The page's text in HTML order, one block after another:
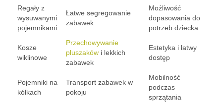
Regały z
wysuwanymi
pojemnikami
Łatwe segregowanie
zabawek
Możliwość
dopasowania do
potrzeb dziecka
Kosze
wiklinowe
Przechowywanie
pluszaków i lekkich
zabawek
Estetyka i łatwy
dostęp
Pojemniki na
kółkach
Transport zabawek w
pokoju
Mobilność
podczas
sprzątania